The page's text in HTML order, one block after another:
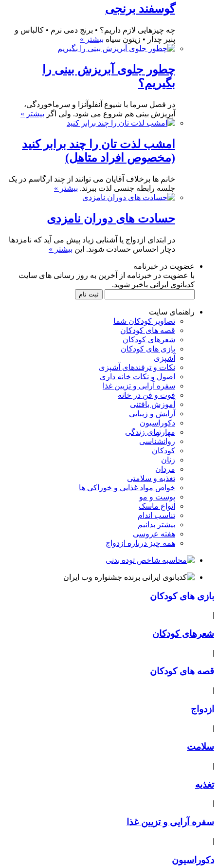
گوسفند برنجی
چه چیزهایی لازم داریم؟ • برنج دمی نرم • کالباس و
پنیر چدار • زیتون سیاه بیشتر »
چطور جلوی آبریزش بینی را
بگیریم؟
در فصل سرما با شیوع آنفلوآنزا و سرماخوردگی،
آبریزش بینی هم شروع می شود. ولی اگر بیشتر »
امشب لذت تان را چند برابر کنید
(مخصوص افراد متاهل)
خانم ها برخلاف آقایان می توانند از چند ارگاسم در یک
جلسه رابطه جنسی لذت ببرند. بیشتر »
حسادت های دوران نامزدی
در ابتدای ازدواج یا آشنایی زیاد پیش می آید که نامزدها
دچار احساس حسادت شوند. این بیشتر »
عضویت در خبرنامه
با عضویت در خبرنامه از آخرین به روز رسانی های سایت
کدبانوی ایرانی باخبر شوید.
راهنمای سایت
تصاویر کودکان شما
قصه های کودکان
شعرهای کودکان
بازی های کودکان
آشپزی
نکات و ترفندهای آشپزی
اصول و نکات خانه داری
سفره آرایی و تزیین غذا
فوت و فن در خانه
آموزش بافتنی
آرایش و زیبایی
دکوراسیون
مهارتهای زندگی
روانشناسی
کودکان
زنان
مردان
تغذیه و سلامتی
خواص مواد غذایی و خوراکی ها
پوست و مو
انواع ماسک
تناسب اندام
بیشتر بدانیم
هفته عروسی
همه چیز درباره ازدواج
بازی های کودکان
|
شعرهای کودکان
|
قصه های کودکان
|
ازدواج
|
سلامت
|
تغذیه
|
سفره آرایی و تزیین غذا
|
دکوراسیون